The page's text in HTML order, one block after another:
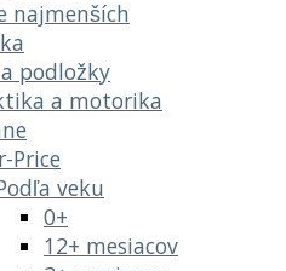
najmenších
podložky
a motorika
Price
veku
0+
12+ mesiacov